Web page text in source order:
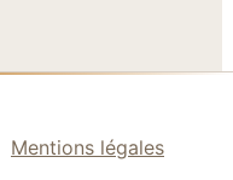
Mentions légales